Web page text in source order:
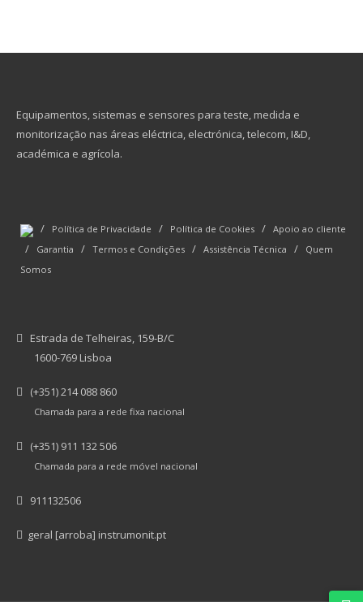
Equipamentos, sistemas e sensores para teste, medida e
monitorização nas áreas eléctrica, electrónica, telecom, I&D,
académica e agrícola.
/ Política de Privacidade / Política de Cookies / Apoio ao cliente
/ Garantia / Termos e Condições / Assistência Técnica /
Quem
Somos
Estrada de Telheiras, 159-B/C
1600-769 Lisboa
(+351) 214 088 860
Chamada para a rede fixa nacional
(+351) 911 132 506
Chamada para a rede móvel nacional
911132506
geral [arroba] instrumonit.pt